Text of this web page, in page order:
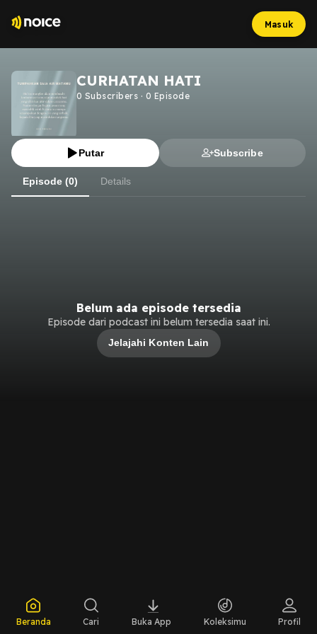
Masuk
CURHATAN HATI
0 Subscribers · 0 Episode
Putar Subscribe
Episode (0) Details
Belum ada episode tersedia
Episode dari podcast ini belum tersedia saat ini.
Jelajahi Konten Lain
Beranda Cari Buka App Koleksimu Profil